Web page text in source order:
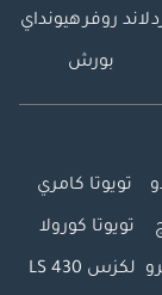
لاند روفرهيونداي
بورش
تويوتا كامري
تويوتا كورولا
لكزس LS 430